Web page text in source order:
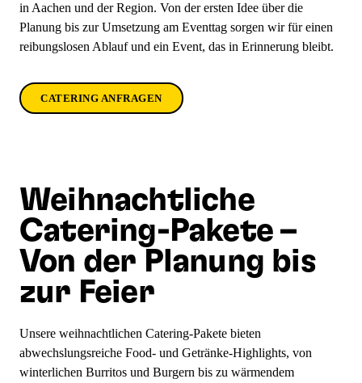
in Aachen und der Region. Von der ersten Idee über die
Planung bis zur Umsetzung am Eventtag sorgen wir für einen
reibungslosen Ablauf und ein Event, das in Erinnerung bleibt.
CATERING ANFRAGEN
Weihnachtliche
Catering-Pakete –
Von der Planung bis
zur Feier
Unsere weihnachtlichen Catering-Pakete bieten
abwechslungsreiche Food- und Getränke-Highlights, von
winterlichen Burritos und Burgern bis zu wärmendem